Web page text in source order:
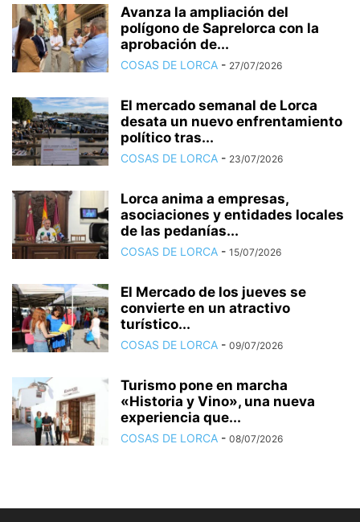
Avanza la ampliación del
polígono de Saprelorca con la
aprobación de...
COSAS DE LORCA - 27/07/2026
El mercado semanal de Lorca
desata un nuevo enfrentamiento
político tras...
COSAS DE LORCA - 23/07/2026
Lorca anima a empresas,
asociaciones y entidades locales
de las pedanías...
COSAS DE LORCA - 15/07/2026
El Mercado de los jueves se
convierte en un atractivo
turístico...
COSAS DE LORCA - 09/07/2026
Turismo pone en marcha
«Historia y Vino», una nueva
experiencia que...
COSAS DE LORCA - 08/07/2026